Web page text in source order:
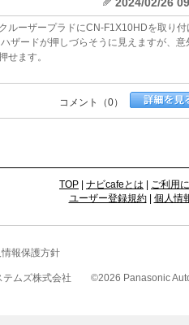
2024/02/26
ルーザープラドにCN-F1X10HDを取り付
ハザードが押しづらそうに見えますが、意
せます。
コメント（0）
TOP ナビcafeとは
ご利用
ユーザー登録規約| 個人情
報保護方針
ムズ株式会社 ©2026 Panasonic